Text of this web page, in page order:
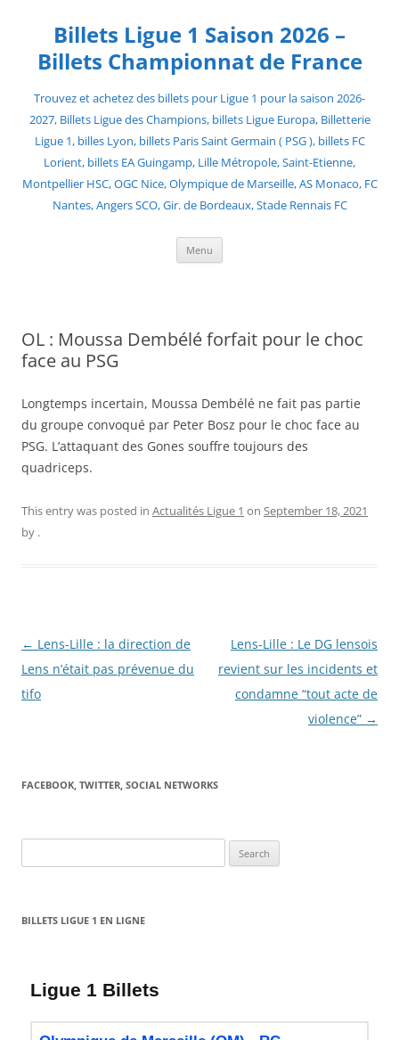
contentBillets Ligue 1 Saison 2026 –
Billets Championnat de France
Trouvez et achetez des billets pour Ligue 1 pour la saison 2026-
2027, Billets Ligue des Champions, billets Ligue Europa, Billetterie
Ligue 1, billes Lyon, billets Paris Saint Germain ( PSG ), billets FC
Lorient, billets EA Guingamp, Lille Métropole, Saint-Etienne,
Montpellier HSC, OGC Nice, Olympique de Marseille, AS Monaco, FC
Nantes, Angers SCO, Gir. de Bordeaux, Stade Rennais FC
Menu
OL : Moussa Dembélé forfait pour le choc
face au PSG
Longtemps incertain, Moussa Dembélé ne fait pas partie
du groupe convoqué par Peter Bosz pour le choc face au
PSG. L’attaquant des Gones souffre toujours des
quadriceps.
This entry was posted in Actualités Ligue 1 on September 18, 2021
by .
Post
navigation
← Lens-Lille : la direction de
Lens n’était pas prévenue du
tifo
Lens-Lille : Le DG lensois
revient sur les incidents et
condamne “tout acte de
violence” →
FACEBOOK, TWITTER, SOCIAL NETWORKS
for:
BILLETS LIGUE 1 EN LIGNE